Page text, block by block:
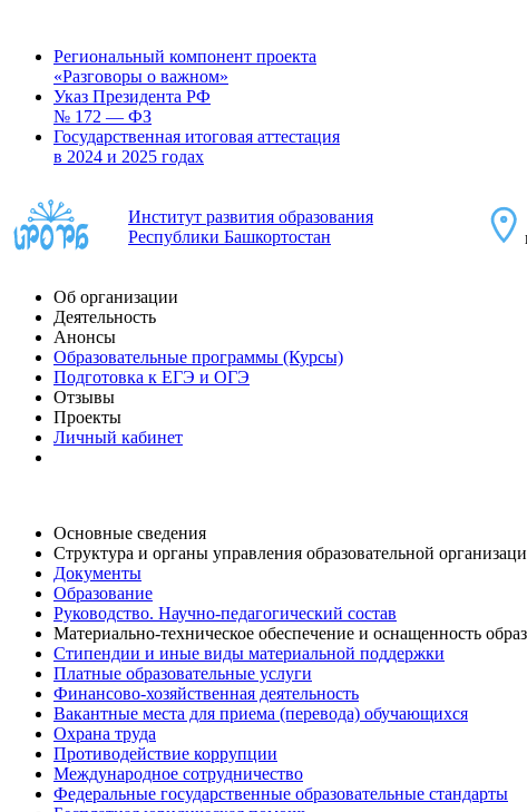
Региональный компонент проекта
«Разговоры о важном»
Указ Президента РФ
№ 172 — ФЗ
Государственная итоговая аттестация
в 2024 и 2025 годах
Институт развития образования
Республики Башкортостан
Об организации
Деятельность
Анонсы
Образовательные программы (Курсы)
Подготовка к ЕГЭ и ОГЭ
Отзывы
Проекты
Личный кабинет
Основные сведения
Структура и органы управления образовательной
Документы
Образование
Руководство. Научно-педагогический состав
Материально-техническое обеспечение и оснащенность
Стипендии и иные виды материальной поддержки
Платные образовательные услуги
Финансово-хозяйственная деятельность
Вакантные места для приема (перевода) обучающихся
Охрана труда
Противодействие коррупции
Международное сотрудничество
Федеральные государственные образовательные стандарты